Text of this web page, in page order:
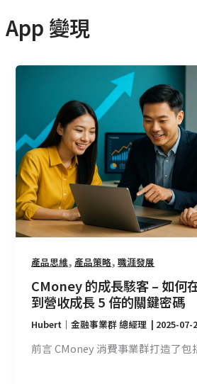
App 變現
產品思維, 產品策略,職涯發展
CMoney 的成長駭客 – 如何
到營收成長 5 倍的關鍵密碼
Hubert｜金融事業群 總經理 | 2025-07-
前言 CMoney 消費事業群打造了
駭
客
–
如
何
在
一
款
產
品
找
到